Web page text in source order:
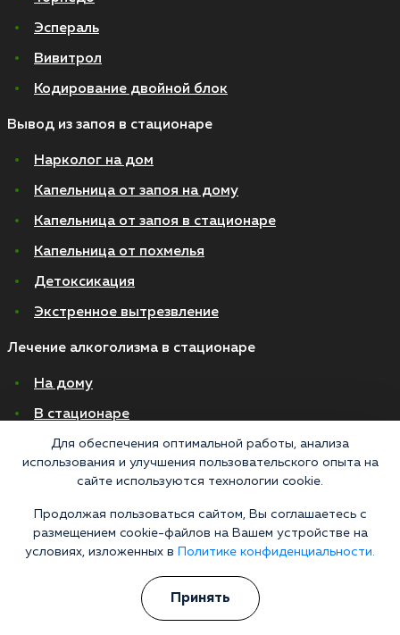
Эспераль
Вивитрол
Кодирование двойной блок
Вывод из запоя в стационаре
Нарколог на дом
Капельница от запоя на дому
Капельница от запоя в стационаре
Капельница от похмелья
Детоксикация
Экстренное вытрезвление
Лечение алкоголизма в стационаре
На дому
В стационаре
Амбулаторно
Хронический алкоголизм
Пивной алкоголизм
© 2026 Все права защищены
Политика конфиденциальности
Согласие на обработку персональных данных
Для обеспечения оптимальной работы, анализа
использования и улучшения пользовательского опыта на
сайте используются технологии cookie.
Продолжая пользоваться сайтом, Вы соглашаетесь с
размещением cookie-файлов на Вашем устройстве на
условиях, изложенных в
Политике конфиденциальности.
Принять